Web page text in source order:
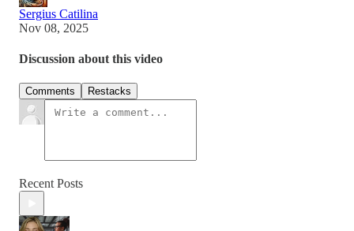
Sergius Catilina
Nov 08, 2025
Discussion about this video
Comments Restacks
Recent Posts